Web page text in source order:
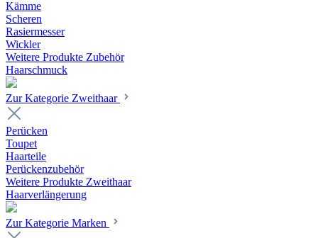
Kämme
Scheren
Rasiermesser
Wickler
Weitere Produkte Zubehör
Haarschmuck
Zur Kategorie Zweithaar
Perücken
Toupet
Haarteile
Perückenzubehör
Weitere Produkte Zweithaar
Haarverlängerung
Zur Kategorie Marken